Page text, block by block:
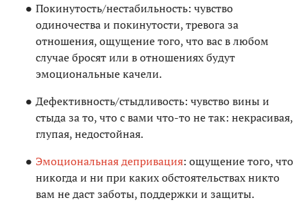
Покинутость/нестабильность: чувство
одиночества и покинутости, тревога за
отношения, ощущение того, что вас в любом
случае бросят или в отношениях будут
эмоциональные качели.
Дефективность/стыдливость: чувство вины и
стыда за то, что с вами что-то не так: некрасивая,
глупая, недостойная.
Эмоциональная депривация: ощущение того, что
никогда и ни при каких обстоятельствах никто
вам не даст заботы, поддержки и защиты.